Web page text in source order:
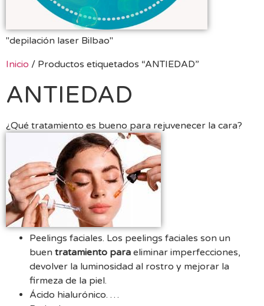
"depilación laser Bilbao"
Inicio / Productos etiquetados “ANTIEDAD”
ANTIEDAD
¿Qué tratamiento es bueno para rejuvenecer la cara?
Peelings faciales. Los peelings faciales son un
buen tratamiento para eliminar imperfecciones,
devolver la luminosidad al rostro y mejorar la
firmeza de la piel.
Ácido hialurónico. …